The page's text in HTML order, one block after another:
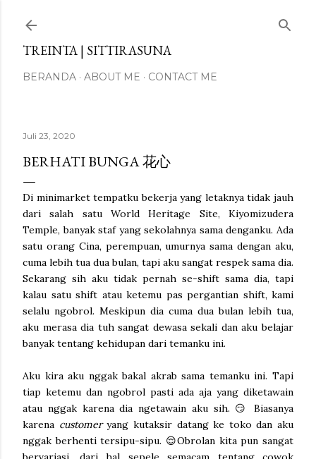
TREINTA | SITTIRASUNA
BERANDA ABOUT ME CONTACT ME
Juli 23, 2020
BERHATI BUNGA 花心
Di minimarket tempatku bekerja yang letaknya tidak jauh
dari salah satu World Heritage Site, Kiyomizudera
Temple, banyak staf yang sekolahnya sama denganku. Ada
satu orang Cina, perempuan, umurnya sama dengan aku,
cuma lebih tua dua bulan, tapi aku sangat respek sama dia.
Sekarang sih aku tidak pernah se-shift sama dia, tapi
kalau satu shift atau ketemu pas pergantian shift, kami
selalu ngobrol. Meskipun dia cuma dua bulan lebih tua,
aku merasa dia tuh sangat dewasa sekali dan aku belajar
banyak tentang kehidupan dari temanku ini.
Aku kira aku nggak bakal akrab sama temanku ini. Tapi
tiap ketemu dan ngobrol pasti ada aja yang diketawain
atau nggak karena dia ngetawain aku sih. 😏 Biasanya
karena customeryang kutaksir datang ke toko dan aku
nggak berhenti tersipu-sipu. 😌Obrolan kita pun sangat